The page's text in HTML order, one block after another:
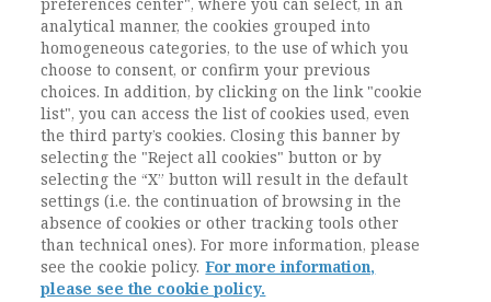
Sei abbonato?ESEGUI L'ACCESSOoppure
ABBONATI.
Contatti / Contacts
analytical manner, the cookies grouped into
homogeneous categories, to the use of which you
choose to consent, or confirm your previous
choices. In addition, by clicking on the link "cookie
list", you can access the list of cookies used, even
the third party’s cookies. Closing this banner by
selecting the "Reject all cookies" button or by
selecting the “X” button will result in the default
settings (i.e. the continuation of browsing in the
absence of cookies or other tracking tools other
than technical ones). For more information, please
see the cookie policy. For more information,
please see the cookie policy.